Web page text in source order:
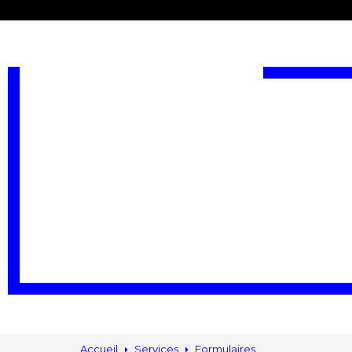
Accueil Services Formulaires